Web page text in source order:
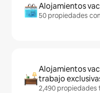
Alojamientos
50 propiedades
Alojamientos
trabajo
2,490 propiedades